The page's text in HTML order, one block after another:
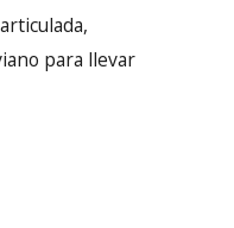
para llevar